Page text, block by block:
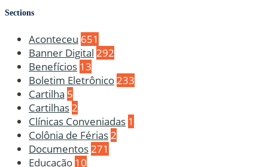
Sections
Aconteceu 651
Banner Digital 292
Benefícios 13
Boletim Eletrônico 233
Cartilha 5
Cartilhas 2
Clínicas Conveniadas 1
Colônia de Férias 2
Documentos 271
Educação 10